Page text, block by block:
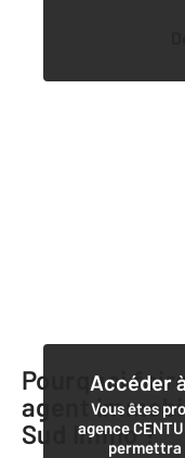
Accéder
Vous êtes
agence
permettra
Pourquoi
agent
Sud Immo?